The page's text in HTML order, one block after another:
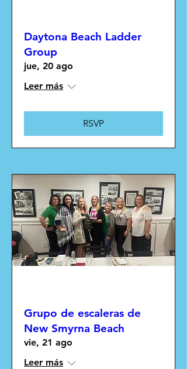
Daytona Beach Ladder
Group
jue, 20 ago
Leer más
RSVP
Grupo de escaleras de
New Smyrna Beach
vie, 21 ago
Leer más